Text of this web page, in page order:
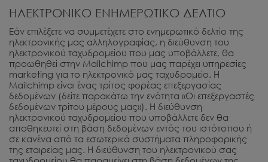
ΗΛΕΚΤΡΟΝΙΚΟ ΕΝΗΜΕΡΩΤΙΚΟ ΔΕΛΤΙΟ
Εάν επιλέξετε να συμμετέχετε στο ενημερωτικό δελτίο της
ηλεκτρονικής μας αλληλογραφίας, η διεύθυνση του
ηλεκτρονικού ταχυδρομείου που μας υποβάλλετε, θα
προωθηθεί στην Mailchimp που μας παρέχει υπηρεσίες
marketing για το ηλεκτρονικό μας ταχυδρομείο. Η
Mailchimp είναι ένας τρίτος φορέας επεξεργασίας
δεδομένων (δείτε παρακάτω την ενότητα «Οι επεξεργαστές
δεδομένων τρίτου μέρους μας»). Η διεύθυνση
ηλεκτρονικού ταχυδρομείου που υποβάλλετε δεν θα
αποθηκευτεί στη βάση δεδομένων εντός του ιστότοπου ή
σε κανένα από τα εσωτερικά συστήματα πληροφορικής
της εταιρείας μας. Η διεύθυνση του ηλεκτρονικού σας